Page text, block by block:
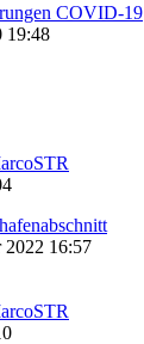
COVID-19
19:48
2022 16:57